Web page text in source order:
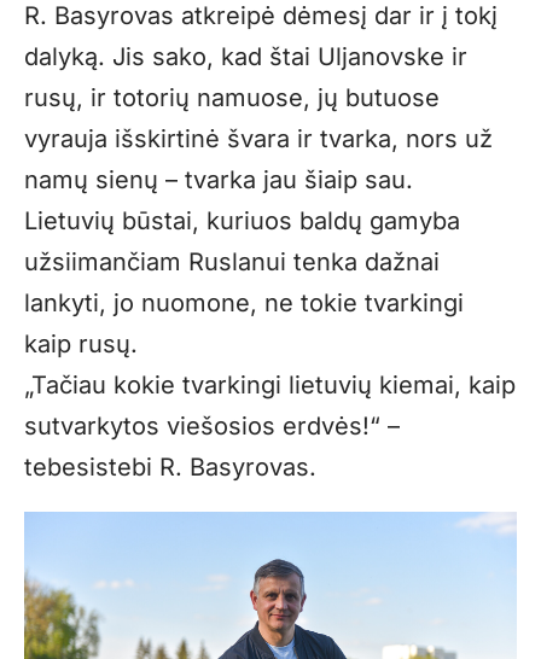
R. Basyrovas atkreipė dėmesį dar ir į tokį
dalyką. Jis sako, kad štai Uljanovske ir
rusų, ir totorių namuose, jų butuose
vyrauja išskirtinė švara ir tvarka, nors už
namų sienų – tvarka jau šiaip sau.
Lietuvių būstai, kuriuos baldų gamyba
užsiimančiam Ruslanui tenka dažnai
lankyti, jo nuomone, ne tokie tvarkingi
kaip rusų.
„Tačiau kokie tvarkingi lietuvių kiemai, kaip
sutvarkytos viešosios erdvės!“ –
tebesistebi R. Basyrovas.